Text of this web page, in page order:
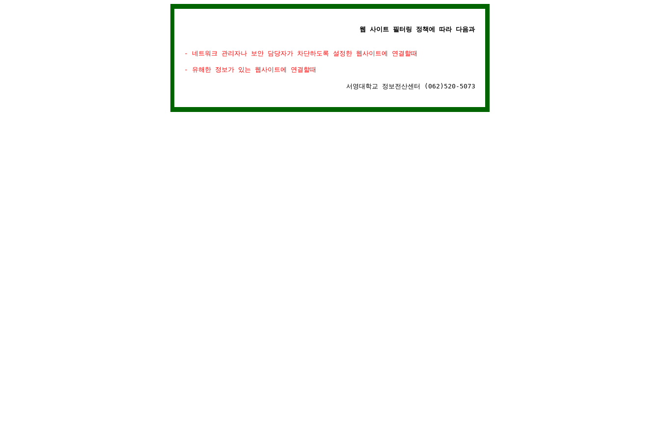
웹 사이트 필터링 정책에 따라 다음과 같은 경우에는 웹사이트 연결이 차단됩니다.
- 네트워크 관리자나 보안 담당자가 차단하도록 설정한 웹사이트에 연결할때
- 유해한 정보가 있는 웹사이트에 연결할때
서영대학교 정보전산센터 (062)520-5073